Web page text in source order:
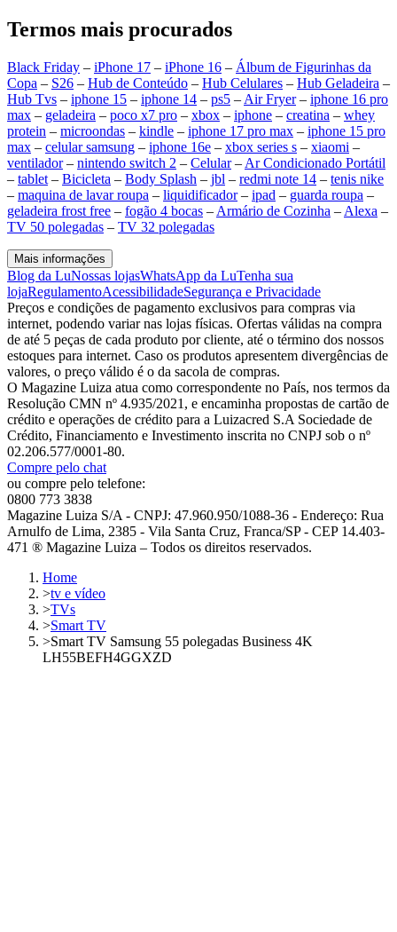
Termos mais procurados
Black Friday – iPhone 17 – iPhone 16 – Álbum de Figurinhas da
Copa – S26 – Hub de Conteúdo – Hub Celulares – Hub Geladeira –
Hub Tvs – iphone 15 – iphone 14 – ps5 – Air Fryer– iphone 16 pro
max – geladeira – poco x7 pro – xbox – iphone – creatina – whey
protein – microondas – kindle – iphone 17 pro max – iphone 15 pro
max – celular samsung – iphone 16e – xbox series s – xiaomi –
ventilador– nintendo switch 2 – Celular– Ar Condicionado Portátil
– tablet – Bicicleta – Body Splash – jbl – redmi note 14 – tenis nike
– maquina de lavar roupa – liquidificador– ipad – guarda roupa –
geladeira frost free – fogão 4 bocas – Armário de Cozinha – Alexa –
TV 50 polegadas – TV 32 polegadas
Mais informações
Blog da LuNossas lojasWhatsApp da LuTenha sua
lojaRegulamentoAcessibilidadeSegurança e Privacidade
Preços e condições de pagamento exclusivos para compras via
internet, podendo variar nas lojas físicas. Ofertas válidas na compra
de até 5 peças de cada produto por cliente, até o término dos nossos
estoques para internet. Caso os produtos apresentem divergências de
valores, o preço válido é o da sacola de compras.
O Magazine Luiza atua como correspondente no País, nos termos da
Resolução CMN nº 4.935/2021, e encaminha propostas de cartão de
crédito e operações de crédito para a Luizacred S.A Sociedade de
Crédito, Financiamento e Investimento inscrita no CNPJ sob o nº
02.206.577/0001-80.
Compre pelo chat
ou compre pelo telefone:
0800 773 3838
Magazine Luiza S/A - CNPJ: 47.960.950/1088-36 - Endereço: Rua
Arnulfo de Lima, 2385 - Vila Santa Cruz, Franca/SP - CEP 14.403-
471 ® Magazine Luiza – Todos os direitos reservados.
Home
>tv e vídeo
>TVs
>Smart TV
>Smart TV Samsung 55 polegadas Business 4K
LH55BEFH4GGXZD